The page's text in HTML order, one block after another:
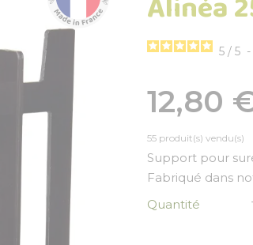
5 / 5 -
12,80
55 produit(s) vendu(s)
Support pour
Fabriqué dans
Quantité